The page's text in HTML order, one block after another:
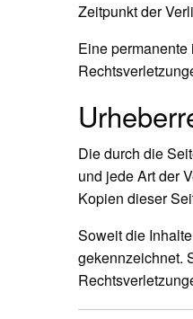
Zeitpunkt der
Eine
Die durch die
und jede Art der
Kopien dieser
Soweit die
gekennzeichnet.